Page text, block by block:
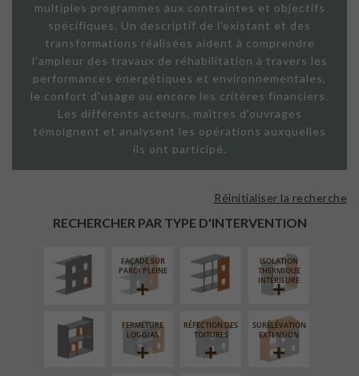
multiples programmes aux contraintes et objectifs
spécifiques. Un descriptif de l'existant et des
transformations réalisées aident à comprendre
l'ampleur des travaux de réhabilitation à travers les
performances énergétiques et environnementales,
le confort d'usage ou encore les critères financiers.
Les différents acteurs, maîtres d'ouvrages
témoignent et analysent les opérations auxquelles
ils ont participé.
RECHERCHER PAR TYPE D'INTERVENTION
Réinitialiser la recherche
EXTÉRIEURE
FAÇADE SUR
PAROI PLEINE
FAÇADE SUR
LINÉAIRE
ISOLATION
THERMIQUE
INTÉRIEURE
RÉAMÉNAGEMENT
INTÉRIEUR
FERMETURE
LOGGIAS
RÉFECTION DES
TOITURES
SURÉLÉVATION
EXTENSION
PROCÉDÉ
PARTICULIER